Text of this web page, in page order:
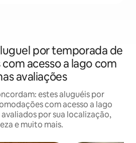
por temporada de
acesso a lago com
avaliações
estes aluguéis por
com acesso a lago
por sua localização,
e muito mais.